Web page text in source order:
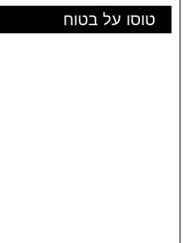
טוסו על בטוח